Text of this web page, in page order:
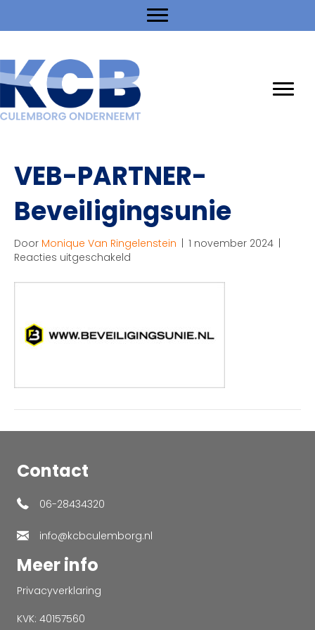
VEB-PARTNER-
Beveiligingsunie
Door Monique Van Ringelenstein | 1 november 2024 |
Reacties uitgeschakeld
PARTNER-
Contact
06-28434320
info@kcbculemborg.nl
Meer info
Privacyverklaring
KVK: 40157560